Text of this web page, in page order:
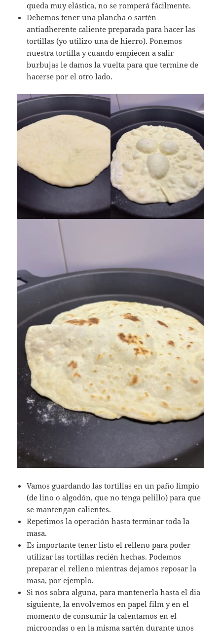
queda muy elástica, no se romperá fácilmente.
Debemos tener una plancha o sartén
antiadherente caliente preparada para hacer las
tortillas (yo utilizo una de hierro). Ponemos
nuestra tortilla y cuando empiecen a salir
burbujas le damos la vuelta para que termine de
hacerse por el otro lado.
Vamos guardando las tortillas en un paño limpio
(de lino o algodón, que no tenga pelillo) para que
se mantengan calientes.
Repetimos la operación hasta terminar toda la
masa.
Es importante tener listo el relleno para poder
utilizar las tortillas recién hechas. Podemos
preparar el relleno mientras dejamos reposar la
masa, por ejemplo.
Si nos sobra alguna, para mantenerla hasta el dia
siguiente, la envolvemos en papel film y en el
momento de consumir la calentamos en el
microondas o en la misma sartén durante unos